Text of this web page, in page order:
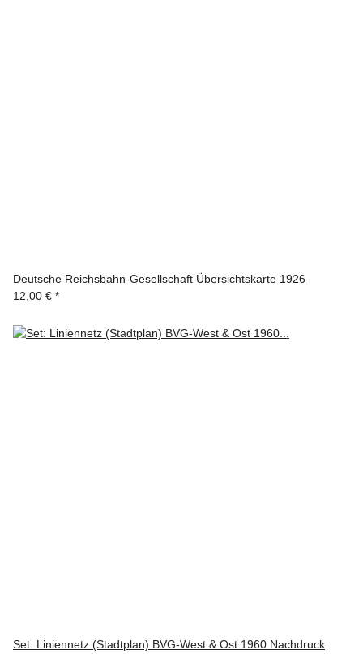
Deutsche Reichsbahn-Gesellschaft Übersichtskarte 1926
12,00 € *
Set: Liniennetz (Stadtplan) BVG-West & Ost 1960 Nachdruck